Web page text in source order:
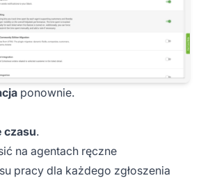
ponownie.
czasu.
na agentach ręczne
pracy dla każdego zgłoszenia